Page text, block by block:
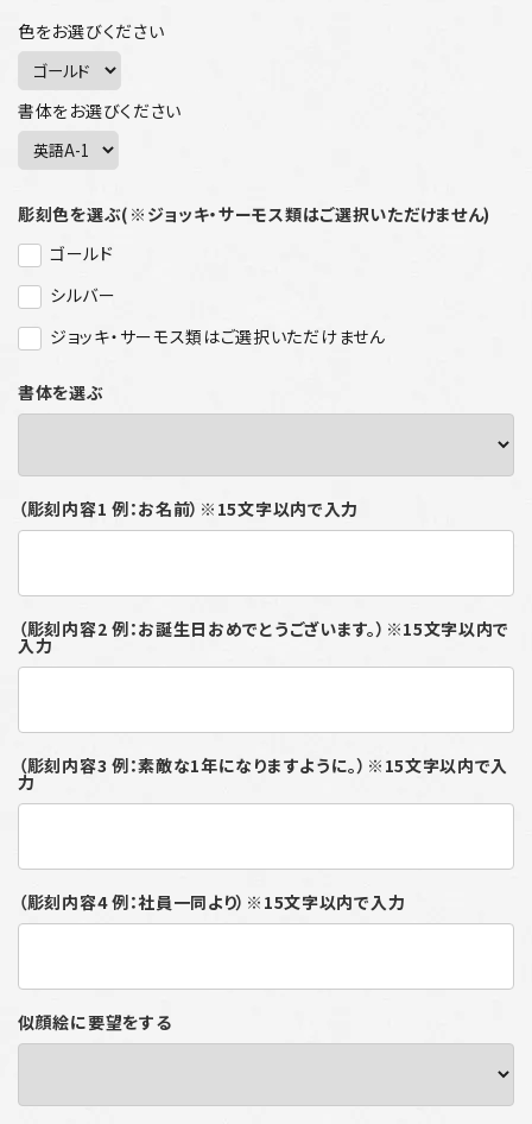
色をお選びください
書体をお選びください
彫刻色を選ぶ(※ジョッキ・サーモス類はご選択いただけません)
ゴールド
シルバー
ジョッキ・サーモス類はご選択いただけません
書体を選ぶ
（彫刻内容1 例：お名前）※15文字以内で入力
（彫刻内容2 例：お誕生日おめでとうございます。）※15文字以内で
入力
（彫刻内容3 例：素敵な1年になりますように。）※15文字以内で入
力
（彫刻内容4 例：社員一同より）※15文字以内で入力
似顔絵に要望をする